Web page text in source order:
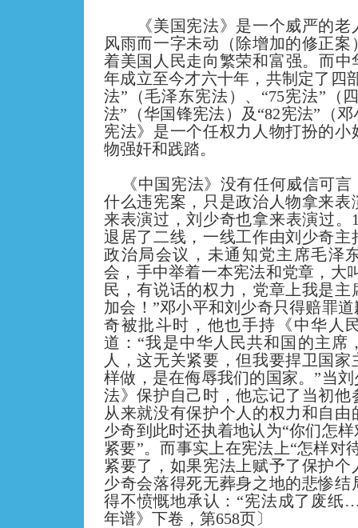
《美国宪法》是一个威严的
风雨而一字未动 （除增加的修正案
着美国人民走向繁荣和富强。而中
年成立至今才六十年，共制定了四
法”（毛泽东宪法）、“75宪法”（
法”（华国锋宪法）及“82宪法”（
宪法》是一个任权力人物打扮的小
物强奸和践踏。
《中国宪法》没有任何威信可言
什么违宪案， 只是政治人物拿来
来表演过，刘少奇也拿来表演过。
退居了二线，一线工作由刘少奇主
政治局会议，未通知党主席毛泽
会，手中举着一本宪法和党章，大
民，有说话的权力，党章上我是
加会！”邓小平和刘少奇只得赔罪
奇被批斗时，他也手持《中华人
道：“我是中华人民共和国的主席
人，这无关紧要，但我要捍卫国家
样做，是在侮辱我们的国家。”当
法》保护自己时，他忘记了当初他
从来就没有保护个人的权力和自由
少奇到此时还执着地认为“你们怎
紧要”。而事实上在宪法上“怎样对
紧要了，如果宪法上赋予了保护
少奇会落得死无葬身之地的悲惨结
得不愤慨地承认：“宪法成了废
年谱》下卷，第658页〕